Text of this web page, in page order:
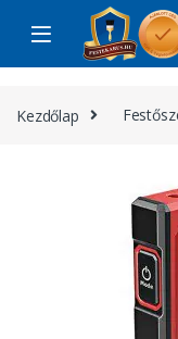
Skip to navigation
Skip to content
Kezdőlap